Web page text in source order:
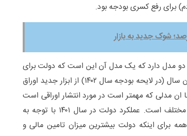
برای رفع کسری بودجه بود.
دو مدل دارد که یک مدل آن این است که دولت برای
رفع کسری‌های موقت پیش از پایان سال (در لایحه بودجه سال ۱۴۰۲) از ابزار جدید اوراق
ان مدلی که مهمتر است در مورد انتشار اوراقی است
که برای کسری‌های بین سال‌های مختلف است. عملکرد دولت در سال ۱۴۰۱ با توجه به
برای اینکه دولت بیشترین میزان تامین مالی و